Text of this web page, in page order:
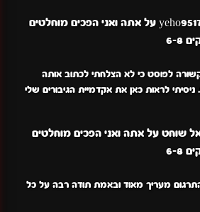
עלאתה ואני הפכים מוחלטים
6-8
לפוסט כי לא הצלחתי לכתוב אותה
לראות כאן את אקדמיית הגיבורים שלי
שוחט עלאתה ואני הפכים מוחלטים
6-8
מעריך מאוד ובאמת תודה רבה על כל